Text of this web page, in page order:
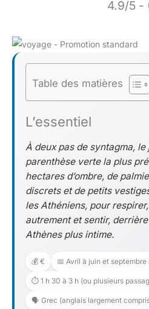
4.9/5 -
Table des matières
L’essentiel
À deux pas de syntagma,
parenthèse verte la plus
hectares d’ombre, de
discrets et de petits
les Athéniens, pour
autrement et sentir,
Athènes plus intime.
💰 € 📅 Avril à juin et
⏱️ 1 h 30 à 3 h (ou plusieurs
🗣️ Grec (anglais largement